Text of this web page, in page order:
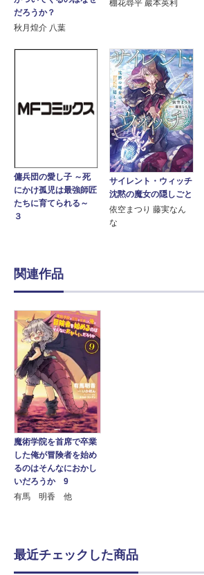
だろうか？
秋月煌介 八葉
棚花尋平 巖本英利
傭兵団の愛し子 ～死
にかけ孤児は最強師匠
たちに育てられる～
３
サイレント・ウィッチ
沈黙の魔女の隠しごと
依空まつり 藤実なん
な
関連作品
魔術学院を首席で卒業
した俺が冒険者を始め
るのはそんなにおかし
いだろうか 9
有馬 明香 他
最近チェックした商品